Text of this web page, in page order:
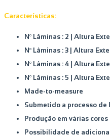
Características:
Nº Lâminas : 2 | Altura
Nº Lâminas : 3 | Altura
Nº Lâminas : 4 | Altura
Nº Lâminas : 5 | Altura
Made-to-measure
Submetido a processo de
Produção em várias cores
Possibilidade de